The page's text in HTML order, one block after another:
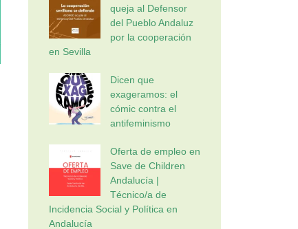
queja al Defensor
del Pueblo Andaluz
por la cooperación
en Sevilla
Dicen que
exageramos: el
cómic contra el
antifeminismo
Oferta de empleo en
Save de Children
Andalucía |
Técnico/a de
Incidencia Social y Política en
Andalucía